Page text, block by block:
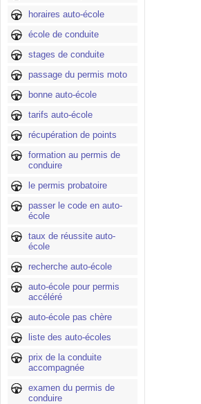
horaires auto-école
école de conduite
stages de conduite
passage du permis moto
bonne auto-école
tarifs auto-école
récupération de points
formation au permis de
conduire
le permis probatoire
passer le code en auto-
école
taux de réussite auto-
école
recherche auto-école
auto-école pour permis
accéléré
auto-école pas chère
liste des auto-écoles
prix de la conduite
accompagnée
examen du permis de
conduire